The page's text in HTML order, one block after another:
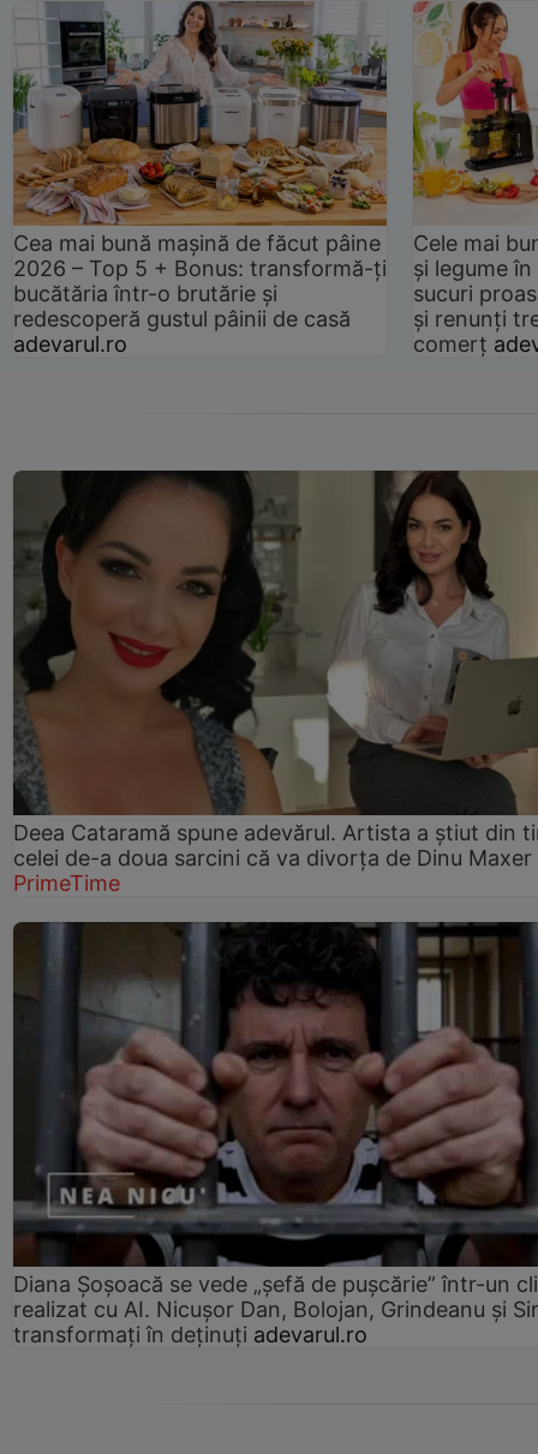
Cea mai bună mașină de făcut pâine
2026 – Top 5 + Bonus: transformă-ți
bucătăria într-o brutărie și
redescoperă gustul pâinii de casă
adevarul.ro
Cele mai
și legume
sucuri
și renunți
comerț
Deea Cataramă spune adevărul. Artista a știut din
celei de-a doua sarcini că va divorța de Dinu Maxer
PrimeTime
Diana Șoșoacă se vede „șefă de pușcărie” într-un
realizat cu AI. Nicușor Dan, Bolojan, Grindeanu și
transformați în deținuți adevarul.ro